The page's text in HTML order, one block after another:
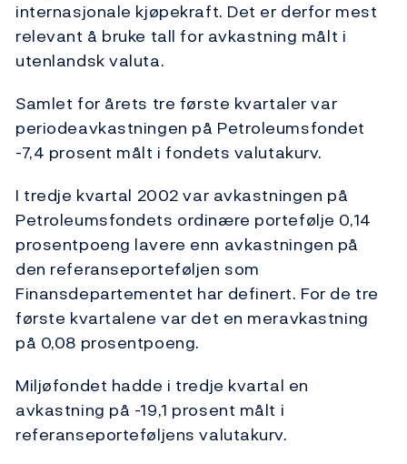
internasjonale kjøpekraft. Det er derfor mest
relevant å bruke tall for avkastning målt i
utenlandsk valuta.
Samlet for årets tre første kvartaler var
periodeavkastningen på Petroleumsfondet
-7,4 prosent målt i fondets valutakurv.
I tredje kvartal 2002 var avkastningen på
Petroleumsfondets ordinære portefølje 0,14
prosentpoeng lavere enn avkastningen på
den referanseporteføljen som
Finansdepartementet har definert. For de tre
første kvartalene var det en meravkastning
på 0,08 prosentpoeng.
Miljøfondet hadde i tredje kvartal en
avkastning på -19,1 prosent målt i
referanseporteføljens valutakurv.